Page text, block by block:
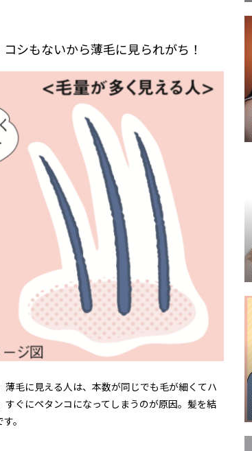
シもないから薄毛に見られがち！
毛に見える人は、本数が同じでも毛が細くてハ
ぐにペタンコになってしまうのが原因。髪を結
。